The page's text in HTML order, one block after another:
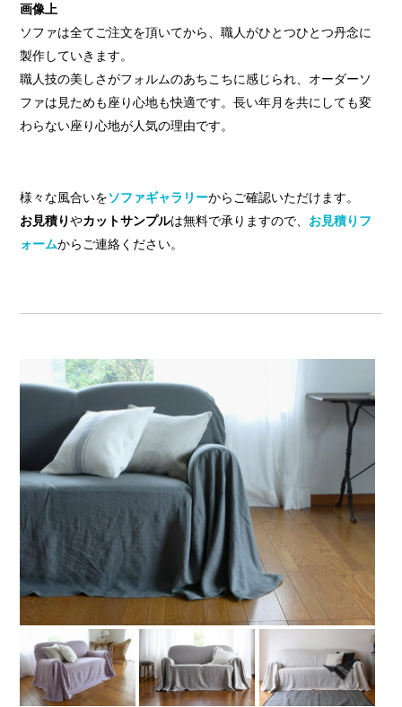
画像上
ソファは全てご注文を頂いてから、職人がひとつひとつ丹念に
製作していきます。
職人技の美しさがフォルムのあちこちに感じられ、オーダーソ
ファは見ためも座り心地も快適です。長い年月を共にしても変
わらない座り心地が人気の理由です。
様々な風合いをソファギャラリーからご確認いただけます。
お見積りやカットサンプルは無料で承りますので、 お見積りフ
ォームからご連絡ください。